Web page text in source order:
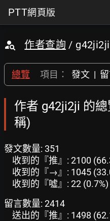
PTT網頁版
作者查詢 / g42ji2ji
總覽 項目： 發文 |
作者 g42ji2ji 的
稱)
發文數量: 351
收到的『推』: 2100
收到的『→』: 1045
收到的『噓』: 22 (0.7%)
留言數量: 2414
送出的『推』: 1498